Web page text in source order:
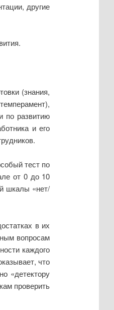
другие
(знания,
по развитию
и его
тест по
от 0 до 10
шкалы «нет/
в их
вопросам
каждого
что
«детектору
проверить